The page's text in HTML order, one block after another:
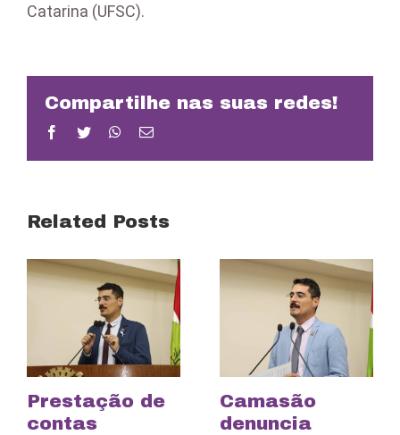
Catarina (UFSC).
Compartilhe nas suas redes!
Facebook
Twitter WhatsApp
Email
Related Posts
Prestação de
contas
Camasão
denuncia